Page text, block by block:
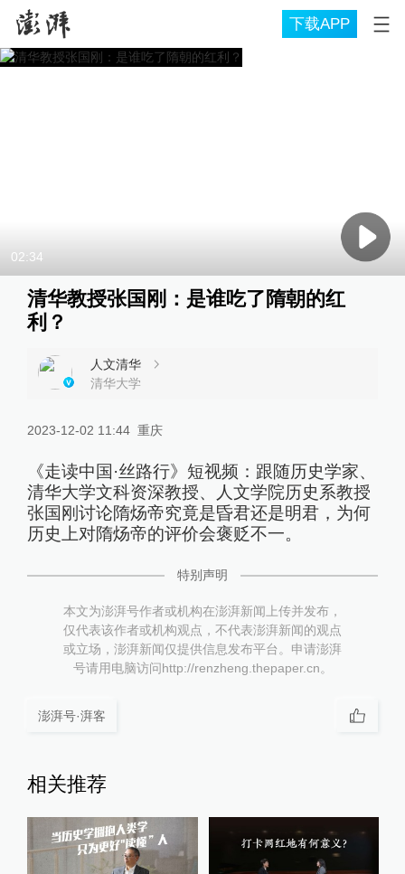
下载APP
02:34
清华教授张国刚：是谁吃了隋朝的红
利？
人文清华
清华大学
2023-12-02 11:44 重庆
《走读中国·丝路行》短视频：跟随历史学家、
清华大学文科资深教授、人文学院历史系教授
张国刚讨论隋炀帝究竟是昏君还是明君，为何
历史上对隋炀帝的评价会褒贬不一。
特别声明
本文为澎湃号作者或机构在澎湃新闻上传并发布，
仅代表该作者或机构观点，不代表澎湃新闻的观点
或立场，澎湃新闻仅提供信息发布平台。申请澎湃
号请用电脑访问http://renzheng.thepaper.cn。
澎湃号·湃客
相关推荐